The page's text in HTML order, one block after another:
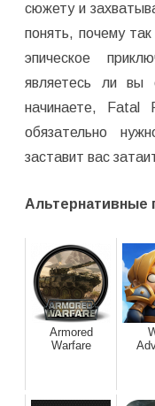
сюжету и
понять, почему
эпическое
являетесь ли вы
начинаете,
обязательно
заставит вас
Альтернативные
Armored
Warfare